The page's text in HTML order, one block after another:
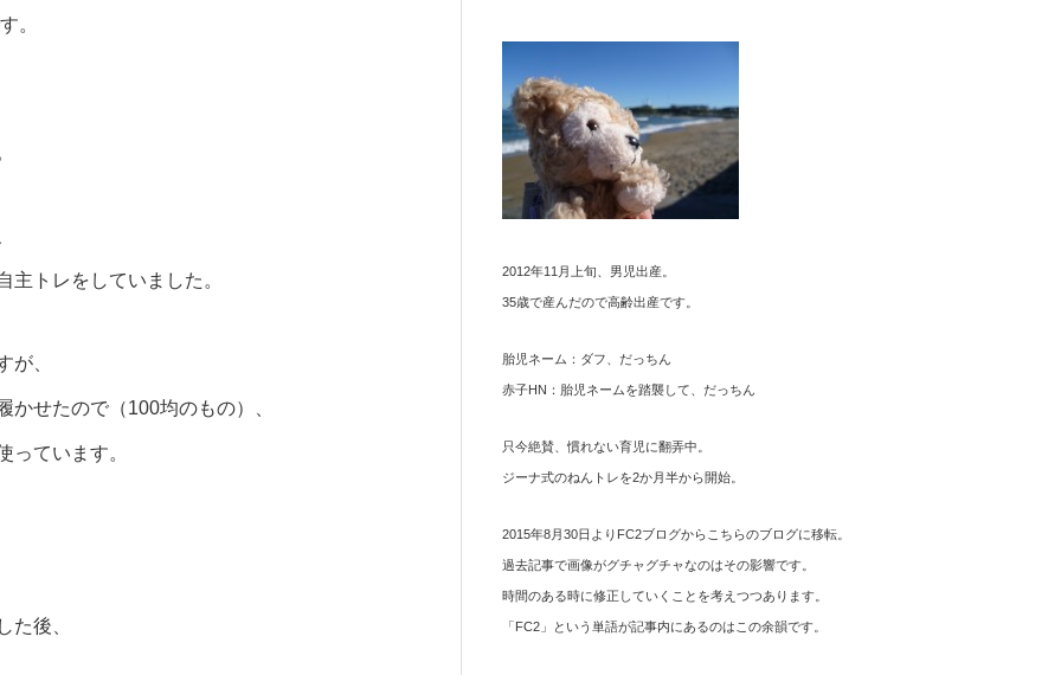
。
主トレをしていました。
が、
せたので（100均のもの）、
っています。
た後、
2012年11月上旬、男児出産。
35歳で産んだので高齢出産です。
胎児ネーム：ダフ、だっちん
赤子HN：胎児ネームを踏襲して、だっちん
只今絶賛、慣れない育児に翻弄中。
ジーナ式のねんトレを2か月半から開始。
2015年8月30日よりFC2ブログからこちらのブログに移転。
過去記事で画像がグチャグチャなのはその影響です。
時間のある時に修正していくことを考えつつあります。
「FC2」という単語が記事内にあるのはこの余韻です。